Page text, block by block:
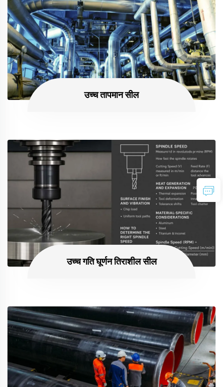
उच्च तापमान सील
उच्च गति घूर्णन तिराशील सील